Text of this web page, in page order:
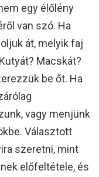
egy élőlény
van szó. Ha
át, melyik faj
Macskát?
be őt. Ha
vagy menjünk
Választott
szeretni, mint
előfeltétele, és